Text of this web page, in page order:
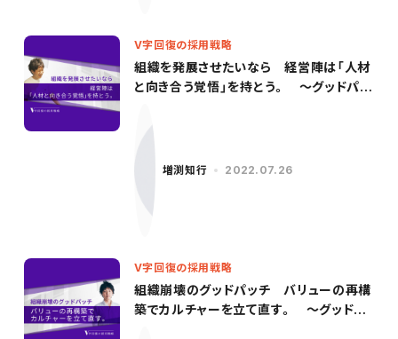
V字回復の採用戦略
組織を発展させたいなら 経営陣は「人材
と向き合う覚悟」を持とう。 〜グッドパッ
増渕知行 2022.07.26
V字回復の採用戦略
組織崩壊のグッドパッチ バリューの再構
築でカルチャーを立て直す。 〜グッドパ